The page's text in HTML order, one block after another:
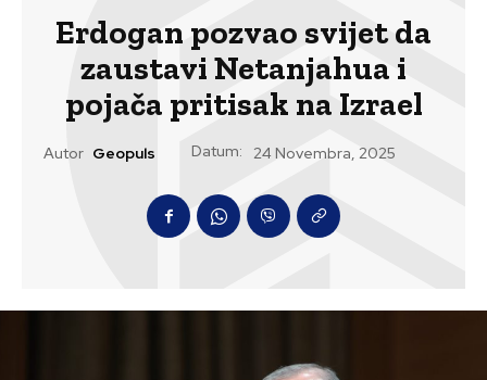
Erdogan pozvao svijet da
zaustavi Netanjahua i
pojača pritisak na Izrael
Autor Geopuls Datum: 24 Novembra, 2025